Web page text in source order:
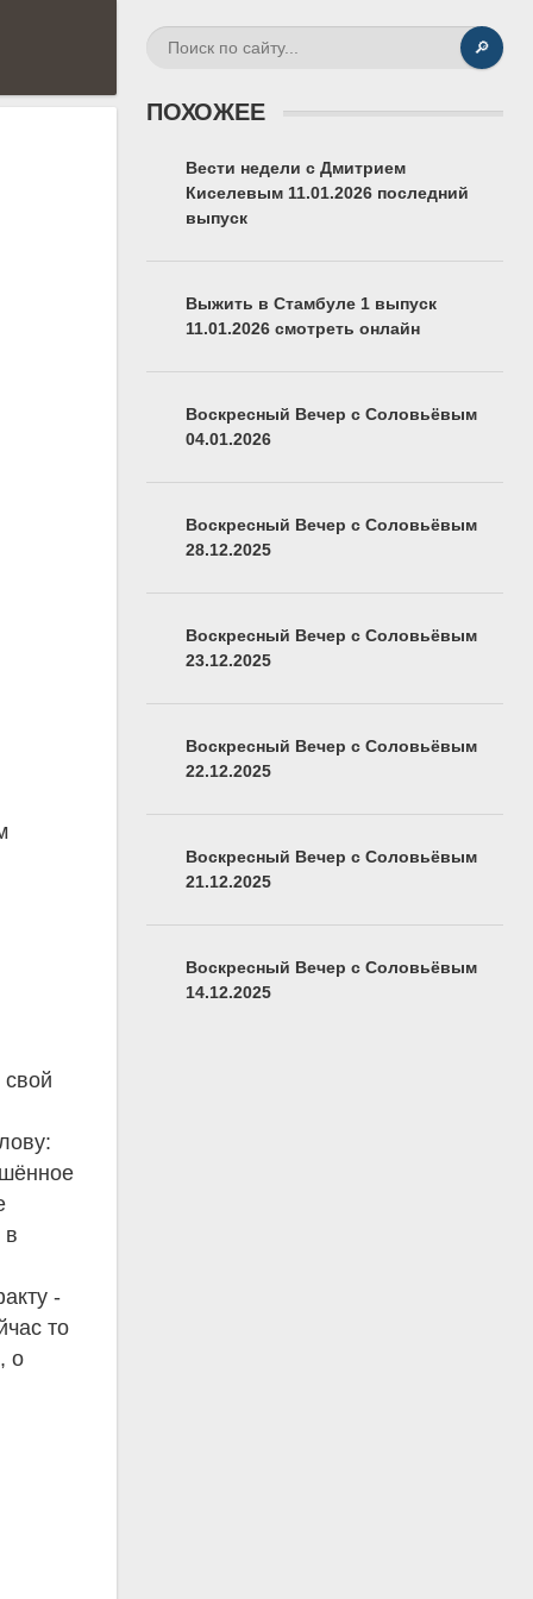
🔎
в
-
то
о
ПОХОЖЕЕ
Вести недели с Дмитрием
Киселевым 11.01.2026 последний
выпуск
Выжить в Стамбуле 1 выпуск
11.01.2026 смотреть онлайн
Воскресный Вечер с Соловьёвым
04.01.2026
Воскресный Вечер с Соловьёвым
28.12.2025
Воскресный Вечер с Соловьёвым
23.12.2025
Воскресный Вечер с Соловьёвым
22.12.2025
Воскресный Вечер с Соловьёвым
21.12.2025
Воскресный Вечер с Соловьёвым
14.12.2025